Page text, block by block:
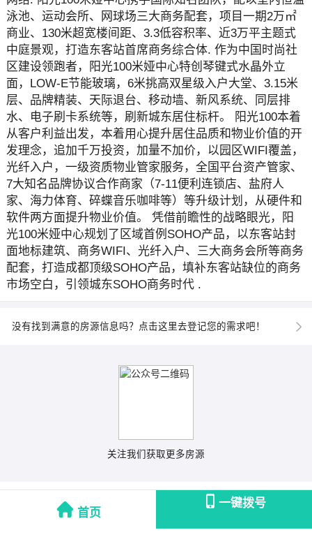
首页
一键拨号
泳池、运动会所、网球场三大商务配套，项目一期2万㎡
商业、130米超宽楼间距、3.3低容积率、近3万平主题式
中庭景观，打造东客站首席商务综合体. 作为中国时尚社
区建设领跑者，阳光100米娅中心特创琴键式水晶外立
面，LOW-E节能玻璃，6米挑高双星级入户大堂、3.15米
层、品牌精装、天际退台、移动墙、新风系统、同层排
水、电子刷卡系统等，刷新城东居住标杆。 阳光100本着
从客户利益出发，本着用心提升居住品质和物业价值的开
发理念，追加千万投资，加量不加价，以园区WIFI覆盖，
光纤入户，一级资质物业管家服务，全国平台资产管家、
7大知名品牌协议合作商家（7-11便利连锁店、盐府人
家、海力体育、碎蝶音乐咖啡等）等升级计划，从硬件和
软件两方面提升物业价值。 凭借前瞻性的战略眼光，阳
光100米娅中心规划了区域首例SOHO产品，以东客站封
面地标建筑、商务WIFI、光纤入户、三大商务会所等商务
配套，打造成都顶级SOHO产品，填补东客站缺位的商务
市场空白，引领城东SOHO商务时代 .
没有找到满意的房源信息吗？点击这里去登记您的需求吧！
关注我们获取更多房源